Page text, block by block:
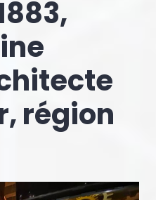
région